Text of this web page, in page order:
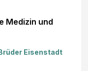
Medizin und
Eisenstadt